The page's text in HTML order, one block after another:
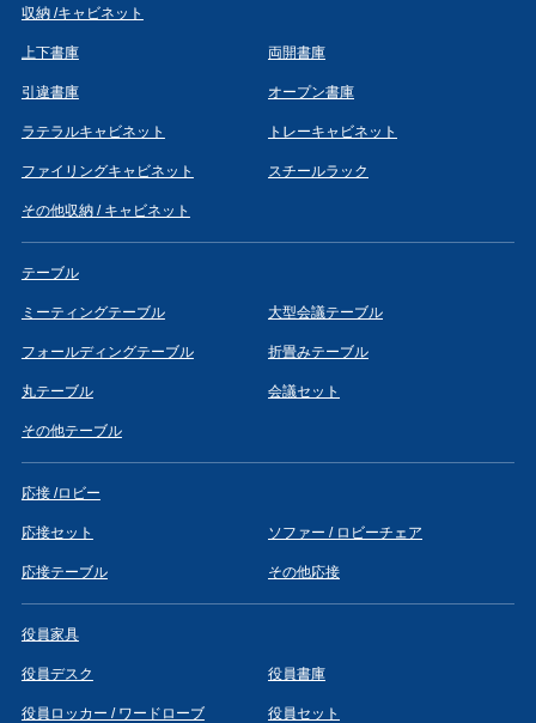
収納 /キャビネット
上下書庫 両開書庫
引違書庫 オープン書庫
ラテラルキャビネット トレーキャビネット
ファイリングキャビネット スチールラック
その他収納 / キャビネット
テーブル
ミーティングテーブル 大型会議テーブル
フォールディングテーブル 折畳みテーブル
丸テーブル 会議セット
その他テーブル
応接 /ロビー
応接セット ソファー / ロビーチェア
応接テーブル その他応接
役員家具
役員デスク 役員書庫
役員ロッカー / ワードローブ 役員セット